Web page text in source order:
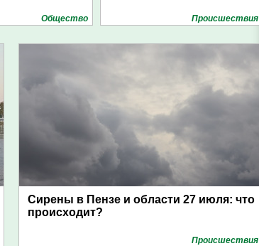
Общество Проиcшествия
Сирены в Пензе и области 27 июля: что
происходит?
Проиcшествия